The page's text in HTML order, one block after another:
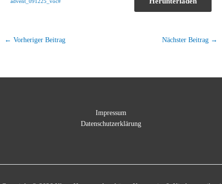
← Vorheriger Beitrag Nächster Beitrag →
Impressum
Datenschutzerklärung